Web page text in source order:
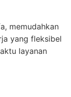
memudahkan
yang fleksibel
layanan